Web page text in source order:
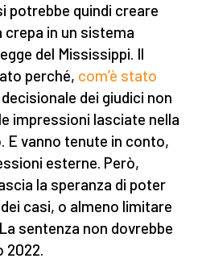
potrebbe quindi creare
in un sistema
del Mississippi. Il
perché, com’è stato
dei giudici non
impressioni lasciate nella
E vanno tenute in conto,
esterne. Però,
la speranza di poter
casi, o almeno limitare
sentenza non dovrebbe
2022.